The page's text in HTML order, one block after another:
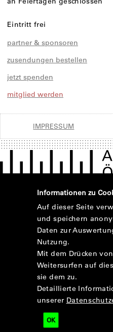
Eintritt frei
partner & sponsoren
zusendungen bestellen
jetzt spenden
mitglied werden
IMPRESSUM
Informationen zu
Auf dieser Seite
und speichern
Daten zur
Nutzung.
Mit dem Drücken
Weitersurfen auf
sie dem zu.
Detaillierte
unserer
OK